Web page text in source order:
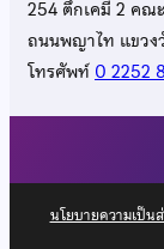
254 ตึกเคมี 2 คณ
ถนนพญาไท แขวง
โทรศัพท์0 2252
นโยบายความเป็น